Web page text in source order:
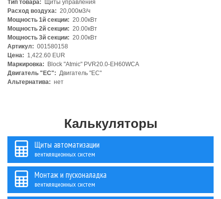
Тип товара:
Щиты управления
Расход воздуха: 20,000м3/ч
Мощность 1й секции: 20.00кВт
Мощность 2й секции: 20.00кВт
Мощность 3й секции: 20.00кВт
Артикул: 001580158
Цена: 1,422.60 EUR
Маркировка:
Block "Atmic" PVR20.0-EH60WCA
Двигатель "ЕС": Двигатель "ЕС"
Альтернатива: нет
Калькуляторы
Щиты автоматизации
вентиляционных систем
Монтаж и пусконаладка
вентиляционных систем